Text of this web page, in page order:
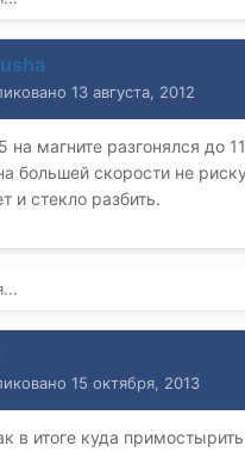
13 августа, 2012
на магните разгонялся до
большей скорости не
и стекло разбить.
15 октября, 2013
в итоге куда